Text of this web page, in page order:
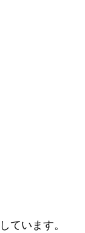
ています。